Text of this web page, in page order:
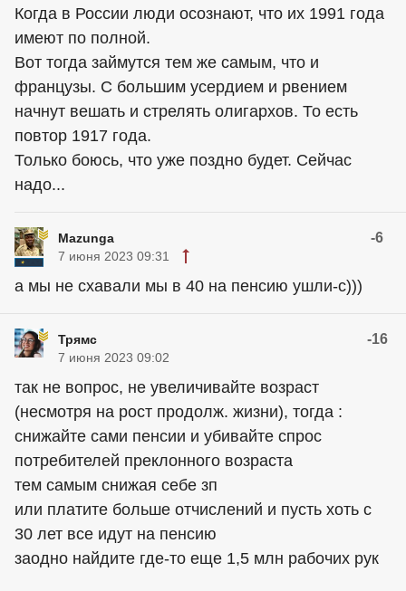
Когда в России люди осознают, что их 1991 года
имеют по полной.
Вот тогда займутся тем же самым, что и
французы. С большим усердием и рвением
начнут вешать и стрелять олигархов. То есть
повтор 1917 года.
Только боюсь, что уже поздно будет. Сейчас
надо...
Mazunga -6
7 июня 2023 09:31
а мы не схавали мы в 40 на пенсию ушли-с)))
Трямс -16
7 июня 2023 09:02
так не вопрос, не увеличивайте возраст
(несмотря на рост продолж. жизни), тогда :
снижайте сами пенсии и убивайте спрос
потребителей преклонного возраста
тем самым снижая себе зп
или платите больше отчислений и пусть хоть с
30 лет все идут на пенсию
заодно найдите где-то еще 1,5 млн рабочих рук